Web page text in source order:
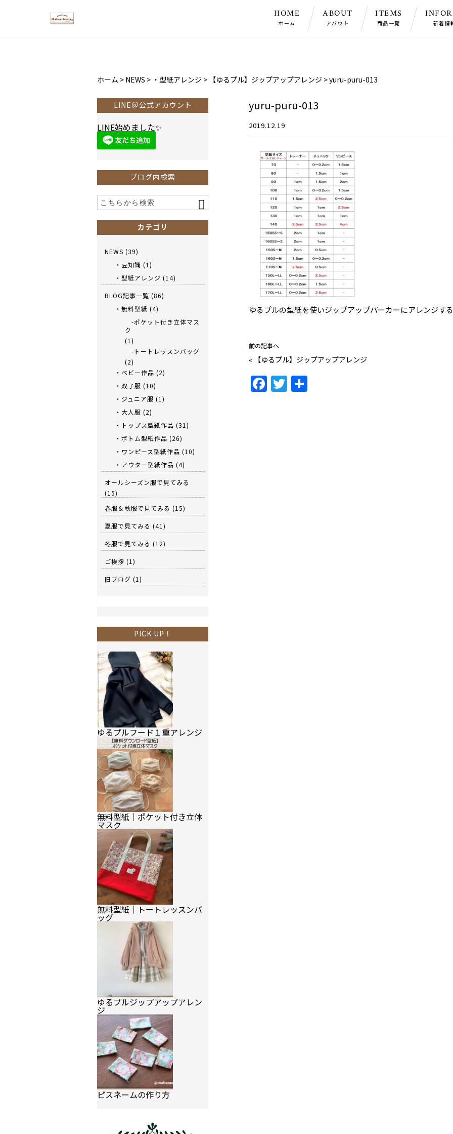
HOME
ホーム
ABOUT
アバウト
ITEMS
商品一覧 新着情
ホーム > NEWS > ・型紙アレンジ > 【ゆるプル】ジップアップアレンジ >yuru-puru-013
yuru-puru-013
2019.12.19
ゆるプルの型紙を使いジップアップパーカーにアレンジす
前の記事へ
« 【ゆるプル】ジップアップアレンジ
F
a
T
w
LINE＠公式アカウント
LINE始めました✨
ブログ内検索
カテゴリ
NEWS (39)
・豆知識 (1)
・型紙アレンジ (14)
BLOG記事一覧 (86)
・無料型紙 (4)
-ポケット付き立体マス
ク
(1)
-トートレッスンバッグ
(2)
・ベビー作品 (2)
・双子服 (10)
・ジュニア服 (1)
・大人服 (2)
・トップス型紙作品 (31)
・ボトム型紙作品 (26)
・ワンピース型紙作品 (10)
・アウター型紙作品 (4)
オールシーズン服で見てみる
(15)
春服＆秋服で見てみる (15)
夏服で見てみる (41)
冬服で見てみる (12)
ご挨拶 (1)
旧ブログ (1)
PICK UP！
ゆるプルフード１重アレンジ
無料型紙｜ポケット付き立体
マスク
無料型紙｜トートレッスンバ
ッグ
ゆるプルジップアップアレン
ジ
ピスネームの作り方